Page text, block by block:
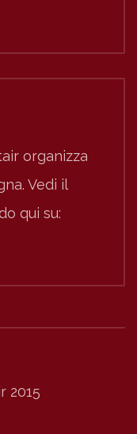
organizza
Vedi il
qui su:
2015